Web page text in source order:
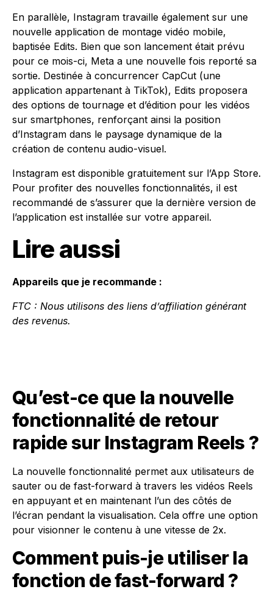
En parallèle, Instagram travaille également sur une
nouvelle application de montage vidéo mobile,
baptisée Edits. Bien que son lancement était prévu
pour ce mois-ci, Meta a une nouvelle fois reporté sa
sortie. Destinée à concurrencer CapCut (une
application appartenant à TikTok), Edits proposera
des options de tournage et d’édition pour les vidéos
sur smartphones, renforçant ainsi la position
d’Instagram dans le paysage dynamique de la
création de contenu audio-visuel.
Instagram est disponible gratuitement sur l’App Store.
Pour profiter des nouvelles fonctionnalités, il est
recommandé de s’assurer que la dernière version de
l’application est installée sur votre appareil.
Lire aussi
Appareils que je recommande :
FTC : Nous utilisons des liens d’affiliation générant
des revenus.
Qu’est-ce que la nouvelle
fonctionnalité de retour
rapide sur Instagram Reels ?
La nouvelle fonctionnalité permet aux utilisateurs de
sauter ou de fast-forward à travers les vidéos Reels
en appuyant et en maintenant l’un des côtés de
l’écran pendant la visualisation. Cela offre une option
pour visionner le contenu à une vitesse de 2x.
Comment puis-je utiliser la
fonction de fast-forward ?